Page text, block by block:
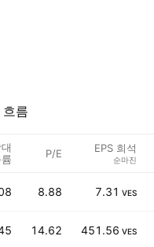
름
P/E EPS 희석
순마진
8.88 7.31 VES
14.62 451.56 VES